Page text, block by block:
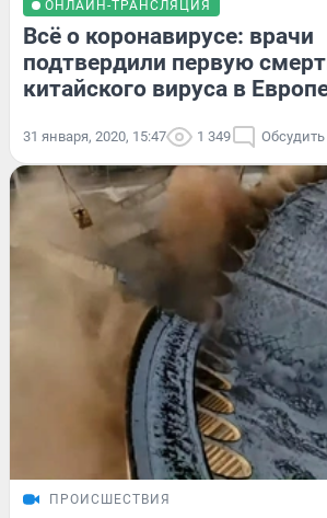
ОНЛАЙН-ТРАНСЛЯЦИЯ
Всё о коронавирусе: врачи
подтвердили первую
китайского вируса в
31 января, 2020, 15:47 1 349 Обсудить
ПРОИСШЕСТВИЯ